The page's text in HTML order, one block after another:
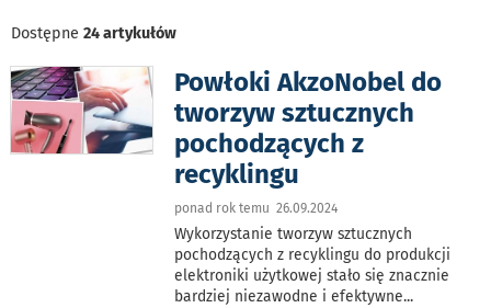
Dostępne 24 artykułów
Powłoki AkzoNobel do
tworzyw sztucznych
pochodzących z
recyklingu
ponad rok temu 26.09.2024
Wykorzystanie tworzyw sztucznych
pochodzących z recyklingu do produkcji
elektroniki użytkowej stało się znacznie
bardziej niezawodne i efektywne...